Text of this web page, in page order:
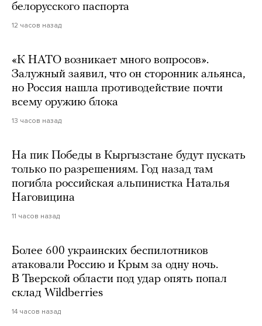
белорусского паспорта
12 часов назад
«К НАТО возникает много вопросов».
Залужный заявил, что он сторонник альянса,
но Россия нашла противодействие почти
всему оружию блока
13 часов назад
На пик Победы в Кыргызстане будут пускать
только по разрешениям. Год назад там
погибла российская альпинистка Наталья
Наговицина
11 часов назад
Более 600 украинских беспилотников
атаковали Россию и Крым за одну ночь.
В Тверской области под удар опять попал
склад Wildberries
14 часов назад